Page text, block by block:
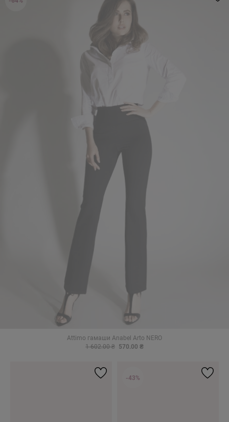
Attimo гамаши Anabel Arto NERO
1 602.00 ₴ 570.00 ₴
-43%